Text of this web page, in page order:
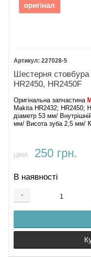
оригінал
227028-5
Шестерня
HR2450, HR2450F
Оригінальна запчастина
Makita HR2432; HR2450;
діаметр 53 мм/
мм/ Висота зуба 2,5 мм/
ЦІНА: 250 грн.
В наявності
-